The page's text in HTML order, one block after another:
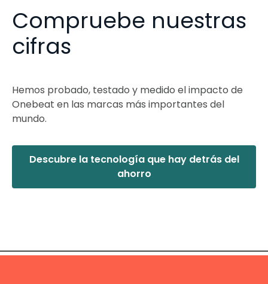
Compruebe nuestras
cifras
Hemos probado, testado y medido el impacto de
Onebeat en las marcas más importantes del
mundo.
Descubre la tecnología que hay detrás del
ahorro